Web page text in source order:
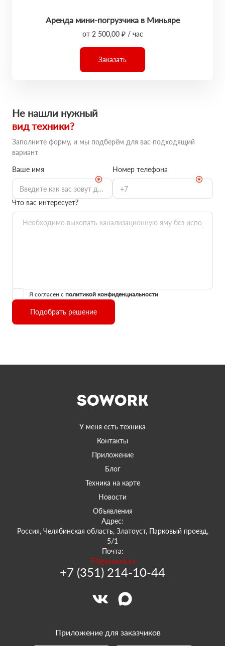
Аренда мини-погрузчика в Миньяре
от 2 500,00 ₽ / час
Заказать
Не нашли нужный
вид техники?
Заполните форму, и мы подберём для вас подходящий
вариант
Ваше имя
Номер телефона
Что вас интересует?
Я согласен с политикой конфиденциальности
Подобрать решение
У меня есть техника
Контакты
Приложение
Блог
Техника на карте
Новости
Объявления
Адрес:
Россия, Челябинская область, Златоуст, Парковый проезд,
5/1
Почта:
74@sowork.ru
+7 (351) 214-10-44
Приложение для заказчиков